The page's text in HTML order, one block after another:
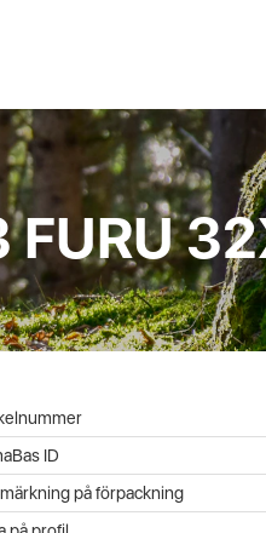
FURU
ID
på förpackning